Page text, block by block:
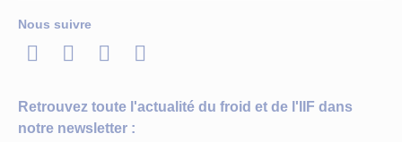
Nous suivre
LinkedInTwitterFacebook
Youtube
Retrouvez toute l'actualité du froid et de l'IIF dans
notre newsletter :